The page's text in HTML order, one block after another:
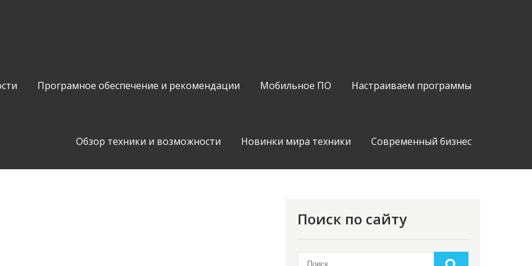
Програмное обеспечение и рекомендации Мобильное ПО Настраиваем программы
Обзор техники и возможности Новинки мира техники Современный бизнес
Поиск по сайту